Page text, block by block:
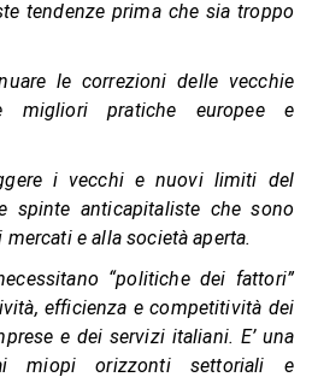
tendenze prima che sia troppo
le correzioni delle vecchie
migliori pratiche europee e
i vecchi e nuovi limiti del
spinte anticapitaliste che sono
e alla società aperta.
“politiche dei fattori”
efficienza e competitività dei
e dei servizi italiani. E’ una
miopi orizzonti settoriali e